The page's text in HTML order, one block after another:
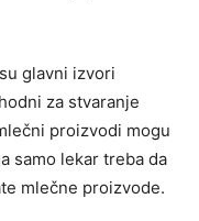
glavni izvori
za stvaranje
proizvodi mogu
samo lekar treba da
mlečne proizvode.